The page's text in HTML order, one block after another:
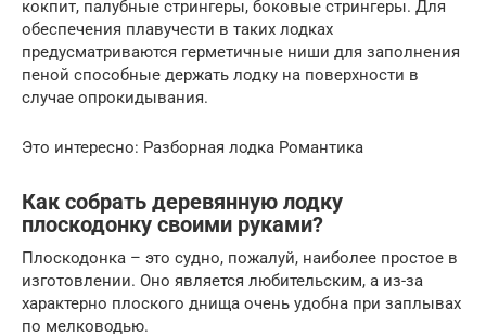
кокпит, палубные стрингеры, боковые стрингеры. Для
обеспечения плавучести в таких лодках
предусматриваются герметичные ниши для заполнения
пеной способные держать лодку на поверхности в
случае опрокидывания.
Это интересно: Разборная лодка Романтика
Как собрать деревянную лодку
плоскодонку своими руками?
Плоскодонка – это судно, пожалуй, наиболее простое в
изготовлении. Оно является любительским, а из-за
характерно плоского днища очень удобна при заплывах
по мелководью.